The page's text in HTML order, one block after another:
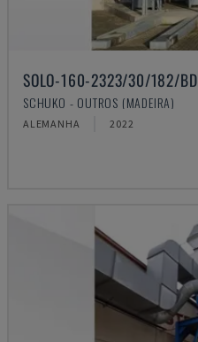
SOLO-160-2323/30/182/BD
SCHUKO - OUTROS (MADEIRA)
ALEMANHA 2022